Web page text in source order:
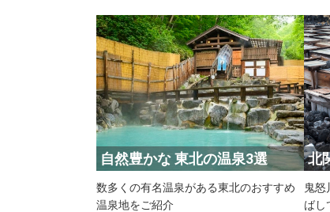
​自然豊かな 東北の温泉3選
数多くの有名温泉がある東北のおすすめ
温泉地をご紹介
北
鬼怒
ばし